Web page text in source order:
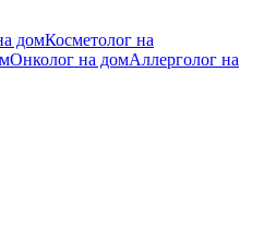
домКосметолог на
Онколог на домАллерголог на